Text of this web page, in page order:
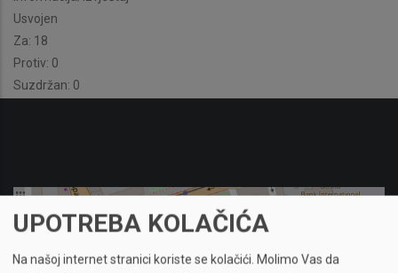
Usvojen
Za: 18
Protiv: 0
Suzdržan: 0
UPOTREBA KOLAČIĆA
Na našoj internet stranici koriste se kolačići. Molimo Vas da